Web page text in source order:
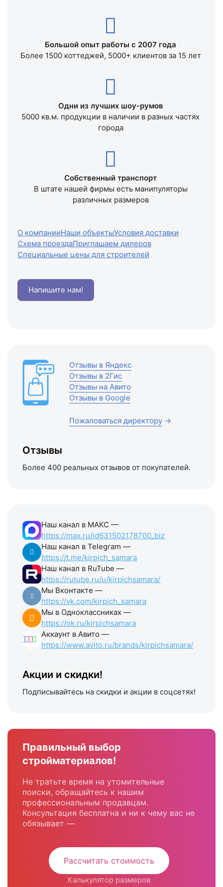
Большой опыт работы с 2007 года
Более 1500 коттеджей, 5000+ клиентов за 15 лет
Одни из лучших шоу-румов
5000 кв.м. продукции в наличии в разных частях
города
Собственный транспорт
В штате нашей фирмы есть манипуляторы
различных размеров
О компанииНаши объектыУсловия доставки
Схема проездаПриглашаем дилеров
Специальные цены для строителей
Напишите нам!
Отзывы в Яндекс
Отзывы в 2Гис
Отзывы на Авито
Отзывы в Google
Пожаловаться директору →
Отзывы
Более 400 реальных отзывов от покупателей.
Наш канал в МАКС —
https://max.ru/id631502178700_biz
Наш канал в Telegram —
https://t.me/kirpich_samara
Наш канал в RuTube —
https://rutube.ru/u/kirpichsamara/
Мы Вконтакте —
https://vk.com/kirpich_samara
Мы в Одноклассниках —
https://ok.ru/kirpichsamara
Аккаунт в Авито —
https://www.avito.ru/brands/kirpichsamara/
Акции и скидки!
Подписывайтесь на скидки и акции в соцсетях!
Правильный выбор
стройматериалов!
Не тратьте время на утомительные
поиски, обращайтесь к нашим
профессиональным продавцам.
Консультация бесплатна и ни к чему вас не
обязывает —
Рассчитать стоимость
Калькулятор размеров